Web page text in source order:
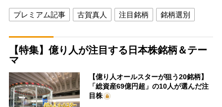
プレミアム記事 古賀真人 注目銘柄 銘柄選別
【特集】億り人が注目する日本株銘柄＆テー
マ
【億り人オールスターが狙う20銘柄】
「総資産69億円超」の10人が選んだ注
目株